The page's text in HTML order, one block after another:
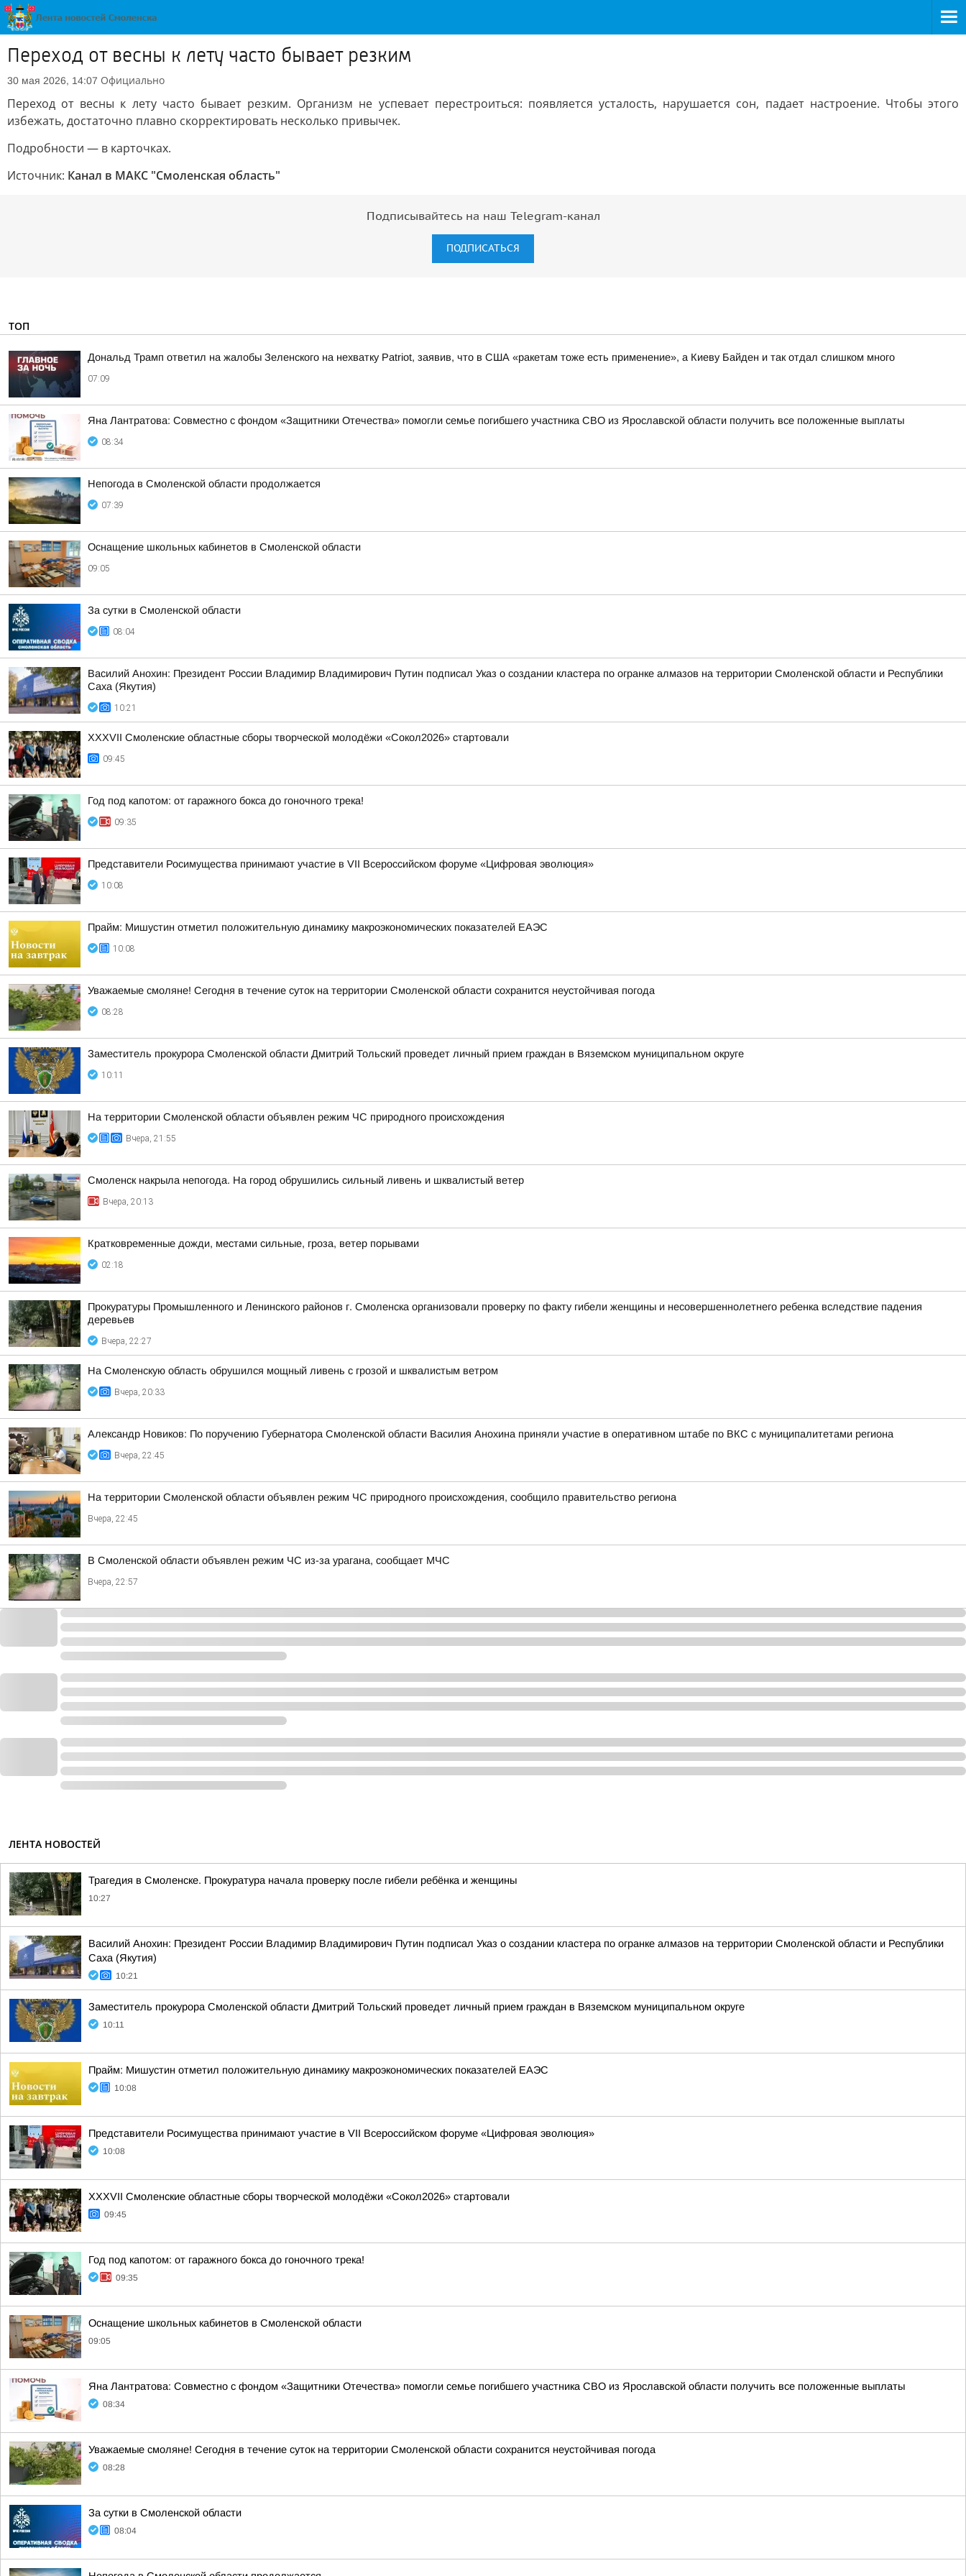
Переход от весны к лету часто бывает резким
30 мая 2026, 14:07 Официально
Переход от весны к лету часто бывает резким. Организм не успевает перестроиться: появляется усталость, нарушается сон, падает настроение. Чтобы этого
избежать, достаточно плавно скорректировать несколько привычек.
Подробности — в карточках.
Источник: Канал в МАКС "Смоленская область"
Подписывайтесь на наш Telegram-канал
ПОДПИСАТЬСЯ
ТОП
Дональд Трамп ответил на жалобы Зеленского на нехватку Patriot, заявив, что в США «ракетам тоже есть применение», а Киеву Байден и так отдал слишком много
07:09
Яна Лантратова: Совместно с фондом «Защитники Отечества» помогли семье погибшего участника СВО из Ярославской области получить все положенные выплаты
08:34
Непогода в Смоленской области продолжается
07:39
Оснащение школьных кабинетов в Смоленской области
09:05
За сутки в Смоленской области
08:04
Василий Анохин: Президент России Владимир Владимирович Путин подписал Указ о создании кластера по огранке алмазов на территории Смоленской области и Республики
Саха (Якутия)
10:21
XXXVII Смоленские областные сборы творческой молодёжи «Сокол2026» стартовали
09:45
Год под капотом: от гаражного бокса до гоночного трека!
09:35
Представители Росимущества принимают участие в VII Всероссийском форуме «Цифровая эволюция»
10:08
Прайм: Мишустин отметил положительную динамику макроэкономических показателей ЕАЭС
10:08
Уважаемые смоляне! Сегодня в течение суток на территории Смоленской области сохранится неустойчивая погода
08:28
Заместитель прокурора Смоленской области Дмитрий Тольский проведет личный прием граждан в Вяземском муниципальном округе
10:11
На территории Смоленской области объявлен режим ЧС природного происхождения
Вчера, 21:55
Смоленск накрыла непогода. На город обрушились сильный ливень и шквалистый ветер
Вчера, 20:13
Кратковременные дожди, местами сильные, гроза, ветер порывами
02:18
Прокуратуры Промышленного и Ленинского районов г. Смоленска организовали проверку по факту гибели женщины и несовершеннолетнего ребенка вследствие падения
деревьев
Вчера, 22:27
На Смоленскую область обрушился мощный ливень с грозой и шквалистым ветром
Вчера, 20:33
Александр Новиков: По поручению Губернатора Смоленской области Василия Анохина приняли участие в оперативном штабе по ВКС с муниципалитетами региона
Вчера, 22:45
На территории Смоленской области объявлен режим ЧС природного происхождения, сообщило правительство региона
Вчера, 22:45
В Смоленской области объявлен режим ЧС из-за урагана, сообщает МЧС
Вчера, 22:57
ЛЕНТА НОВОСТЕЙ
Трагедия в Смоленске. Прокуратура начала проверку после гибели ребёнка и женщины
10:27
Василий Анохин: Президент России Владимир Владимирович Путин подписал Указ о создании кластера по огранке алмазов на территории Смоленской области и Республики
Саха (Якутия)
10:21
Заместитель прокурора Смоленской области Дмитрий Тольский проведет личный прием граждан в Вяземском муниципальном округе
10:11
Прайм: Мишустин отметил положительную динамику макроэкономических показателей ЕАЭС
10:08
Представители Росимущества принимают участие в VII Всероссийском форуме «Цифровая эволюция»
10:08
XXXVII Смоленские областные сборы творческой молодёжи «Сокол2026» стартовали
09:45
Год под капотом: от гаражного бокса до гоночного трека!
09:35
Оснащение школьных кабинетов в Смоленской области
09:05
Яна Лантратова: Совместно с фондом «Защитники Отечества» помогли семье погибшего участника СВО из Ярославской области получить все положенные выплаты
08:34
Уважаемые смоляне! Сегодня в течение суток на территории Смоленской области сохранится неустойчивая погода
08:28
За сутки в Смоленской области
08:04